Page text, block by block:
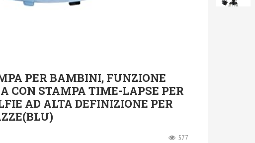
PER BAMBINI, FUNZIONE
CON STAMPA TIME-LAPSE PER
AD ALTA DEFINIZIONE PER
577